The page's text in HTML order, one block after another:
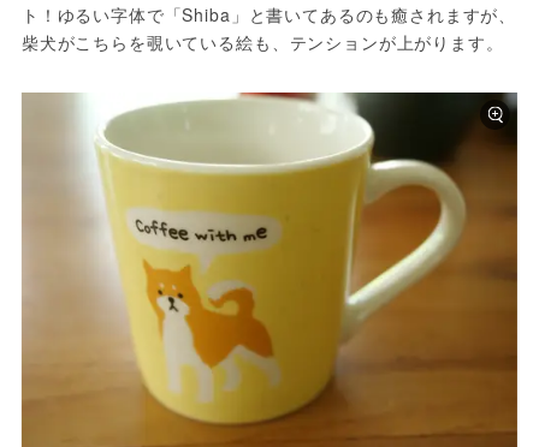
ト！ゆるい字体で「Shiba」と書いてあるのも癒されますが、
柴犬がこちらを覗いている絵も、テンションが上がります。